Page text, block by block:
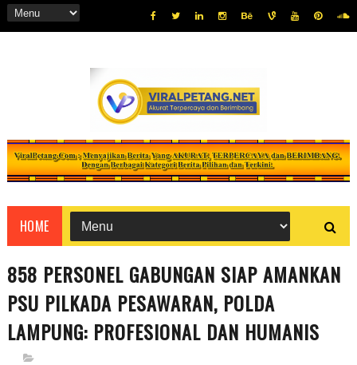
HOME
858 PERSONEL GABUNGAN SIAP AMANKAN
PSU PILKADA PESAWARAN, POLDA
LAMPUNG: PROFESIONAL DAN HUMANIS